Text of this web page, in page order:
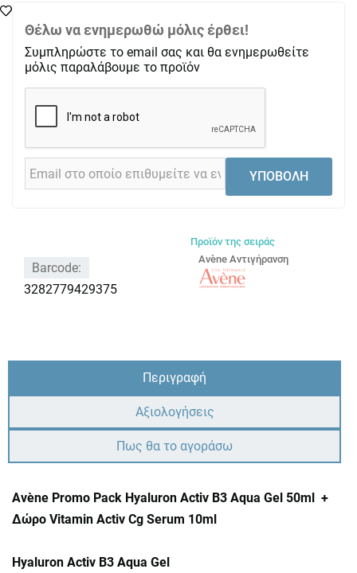
Θέλω να ενημερωθώ μόλις έρθει!
Συμπληρώστε το email σας και θα ενημερωθείτε
μόλις παραλάβουμε το προϊόν
ΥΠΟΒΟΛΗ
Barcode:
3282779429375
Προϊόν της σειράς
Avène Αντιγήρανση
Περιγραφή
Αξιολογήσεις
Πως θα το αγοράσω
Avène Promo Pack Hyaluron Activ B3 Aqua Gel 50ml +
Δώρο Vitamin Activ Cg Serum 10ml
Hyaluron Activ B3 Aqua Gel